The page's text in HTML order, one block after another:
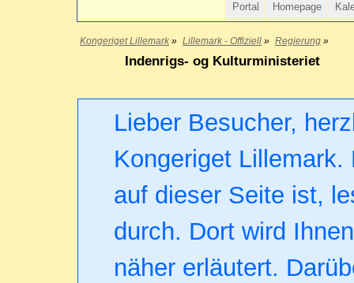
Portal Homepage
Kongeriget Lillemark » Lillemark - Offiziell » Regierung »
Indenrigs- og Kulturministeriet
Lieber Besucher,
Kongeriget
auf dieser Seite ist,
durch. Dort wird
näher erläutert.